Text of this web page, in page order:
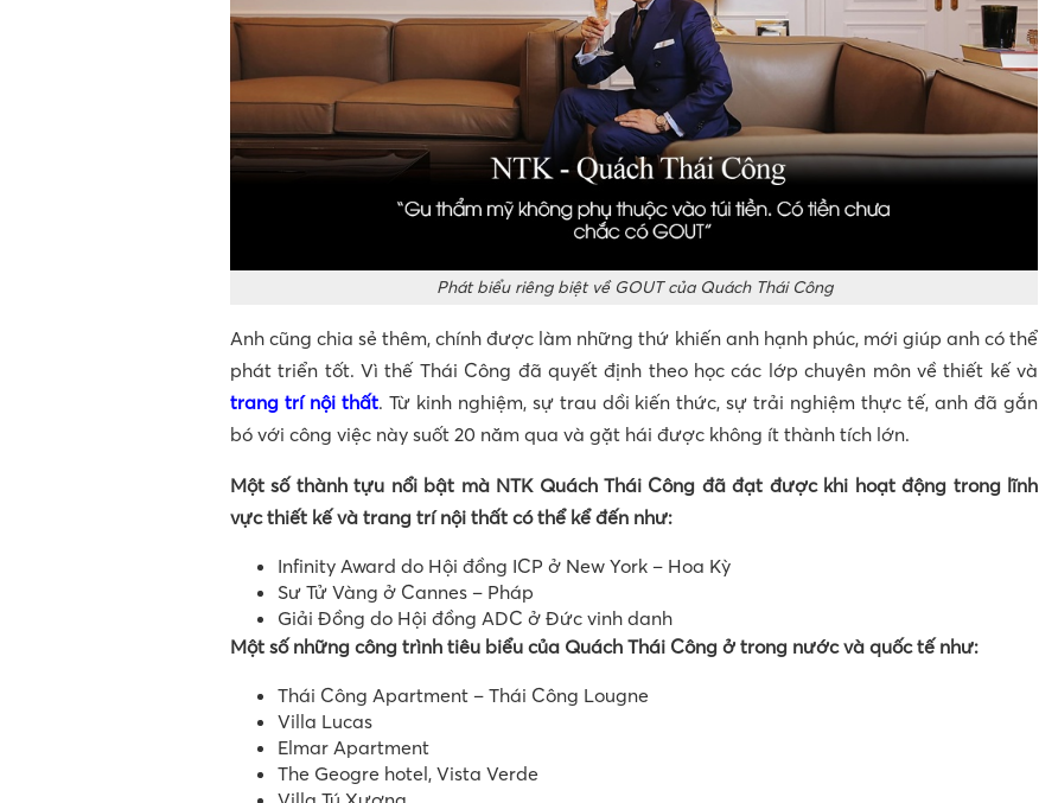
Phát biểu riêng biệt về GOUT của Quách Thái Công
Anh cũng chia sẻ thêm, chính được làm những thứ khiến anh hạnh phúc, mới giúp anh có thể
phát triển tốt. Vì thế Thái Công đã quyết định theo học các lớp chuyên môn về thiết kế và
trang trí nội thất. Từ kinh nghiệm, sự trau dồi kiến thức, sự trải nghiệm thực tế, anh đã gắn
bó với công việc này suốt 20 năm qua và gặt hái được không ít thành tích lớn.
Một số thành tựu nổi bật mà NTK Quách Thái Công đã đạt được khi hoạt động trong lĩnh
vực thiết kế và trang trí nội thất có thể kể đến như:
Infinity Award do Hội đồng ICP ở New York – Hoa Kỳ
Sư Tử Vàng ở Cannes – Pháp
Giải Đồng do Hội đồng ADC ở Đức vinh danh
Một số những công trình tiêu biểu của Quách Thái Công ở trong nước và quốc tế như:
Thái Công Apartment – Thái Công Lougne
Villa Lucas
Elmar Apartment
The Geogre hotel, Vista Verde